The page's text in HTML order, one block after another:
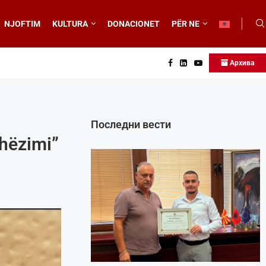
NJOFTIM KULTURA DONACIONET PËR NE
Архива
Последни вести